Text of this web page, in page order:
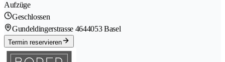
Aufzüge
Geschlossen
Gundeldingerstrasse 4644053 Basel
Termin reservieren